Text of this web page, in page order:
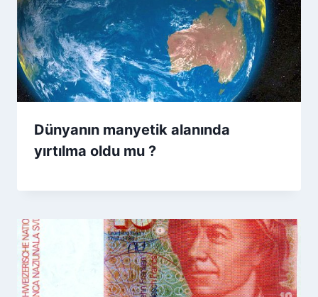
Dünyanın manyetik alanında
yırtılma oldu mu ?